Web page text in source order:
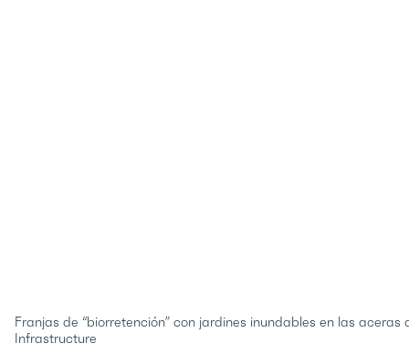
Franjas de “biorretención” con jardines inundables en las
Infrastructure